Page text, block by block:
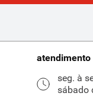
atendimento
seg. à
sábado